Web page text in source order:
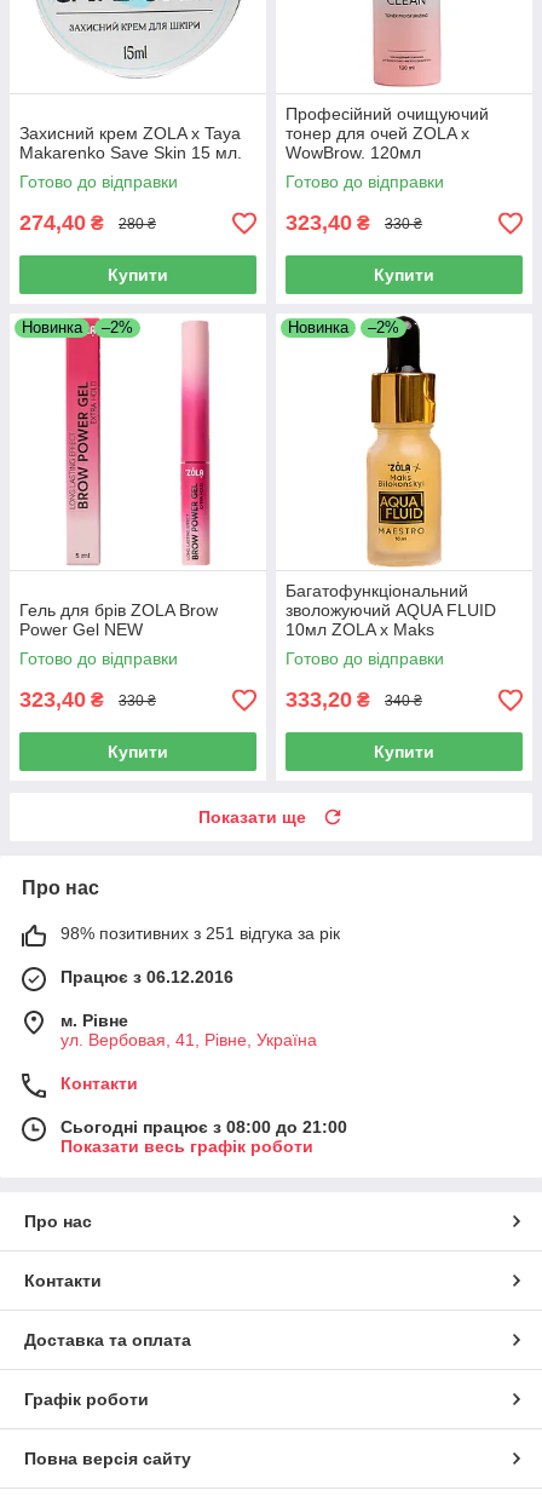
Захисний крем ZOLA x Taya
Makarenko Save Skin 15 мл.
Готово до відправки
274,40 ₴ 280 ₴
Купити
Професійний очищуючий
тонер для очей ZOLA x
WowBrow. 120мл
Готово до відправки
323,40 ₴ 330 ₴
Купити
Новинка –2%
Гель для брів ZOLA Brow
Power Gel NEW
Готово до відправки
323,40 ₴ 330 ₴
Купити
Новинка –2%
Багатофункціональний
зволожуючий AQUA FLUID
10мл ZOLA x Maks
Bilokonskyi
Готово до відправки
333,20 ₴ 340 ₴
Купити
Показати ще
Про нас
98% позитивних з 251 відгука за рік
Працює з 06.12.2016
м. Рівне
ул. Вербовая, 41, Рівне, Україна
Контакти
Сьогодні працює з 08:00 до 21:00
Показати весь графік роботи
Про нас
Контакти
Доставка та оплата
Графік роботи
Повна версія сайту